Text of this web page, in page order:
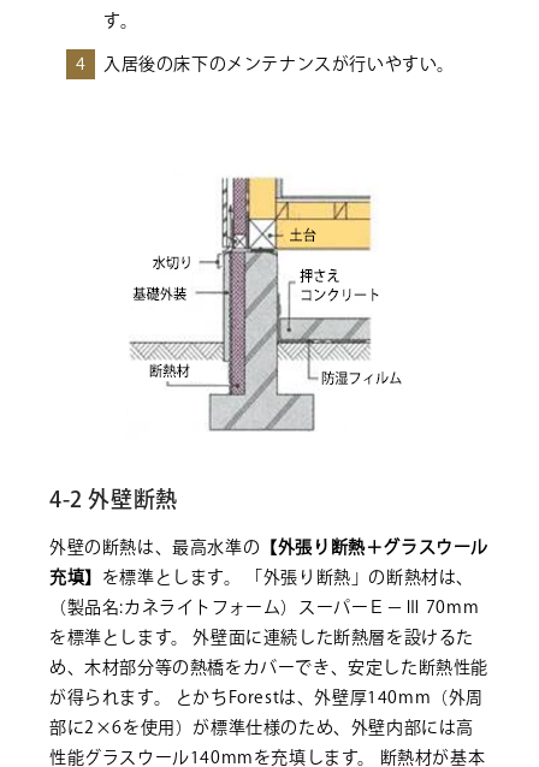
す。
4 入居後の床下のメンテナンスが行いやすい。
4-2 外壁断熱
外壁の断熱は、最高水準の 【外張り断熱＋グラスウール
充填】 を標準とします。 「外張り断熱」の断熱材は、
（製品名:カネライトフォーム）スーパーＥ－Ⅲ 70mm
を標準とします。 外壁面に連続した断熱層を設けるた
め、木材部分等の熱橋をカバーでき、安定した断熱性能
が得られます。 とかちForestは、外壁厚140mm（外周
部に2×6を使用）が標準仕様のため、外壁内部には高
性能グラスウール140mmを充填します。 断熱材が基本